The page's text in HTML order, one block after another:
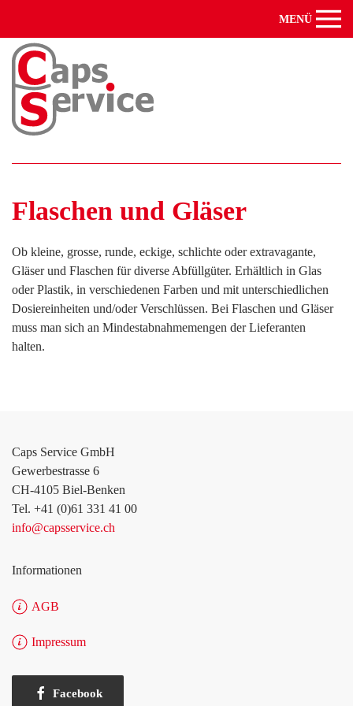
Zum Hauptinhalt springen
MENÜ
Flaschen und Gläser
Ob kleine, grosse, runde, eckige, schlichte oder extravagante,
Gläser und Flaschen für diverse Abfüllgüter. Erhältlich in Glas
oder Plastik, in verschiedenen Farben und mit unterschiedlichen
Dosiereinheiten und/oder Verschlüssen. Bei Flaschen und Gläser
muss man sich an Mindestabnahmemengen der Lieferanten
halten.
Caps Service GmbH
Gewerbestrasse 6
CH-4105 Biel-Benken
Tel. +41 (0)61 331 41 00
info@capsservice.ch
Informationen
AGB
Impressum
Facebook